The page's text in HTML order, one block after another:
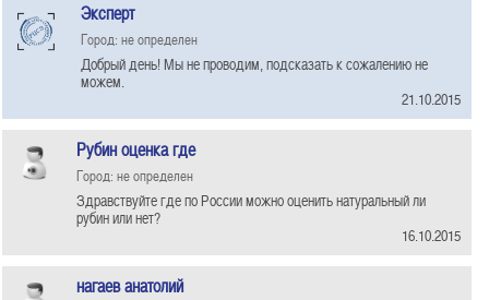
Эксперт
Город: не определен
Добрый день! Мы не проводим, подсказать к сожалению не
можем.
21.10.2015
Рубин оценка где
Город: не определен
Здравствуйте где по России можно оценить натуральный ли
рубин или нет?
16.10.2015
нагаев анатолий